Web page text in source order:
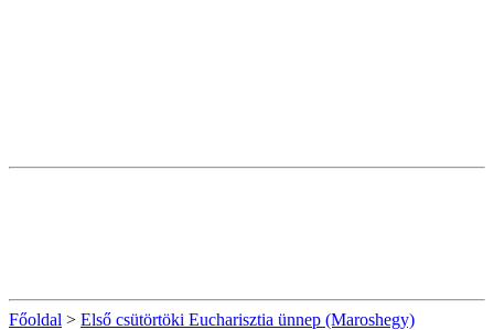
Főoldal > Első csütörtöki Eucharisztia ünnep (Maroshegy)